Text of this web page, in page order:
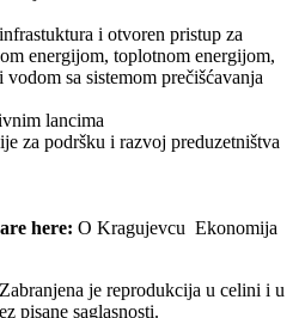
i otvoren pristup za
energijom, toplotnom energijom,
sa sistemom prečišćavanja
lancima
za podršku i razvoj preduzetništva
here: O Kragujevcu Ekonomija
je reprodukcija u celini i u
pisane saglasnosti.